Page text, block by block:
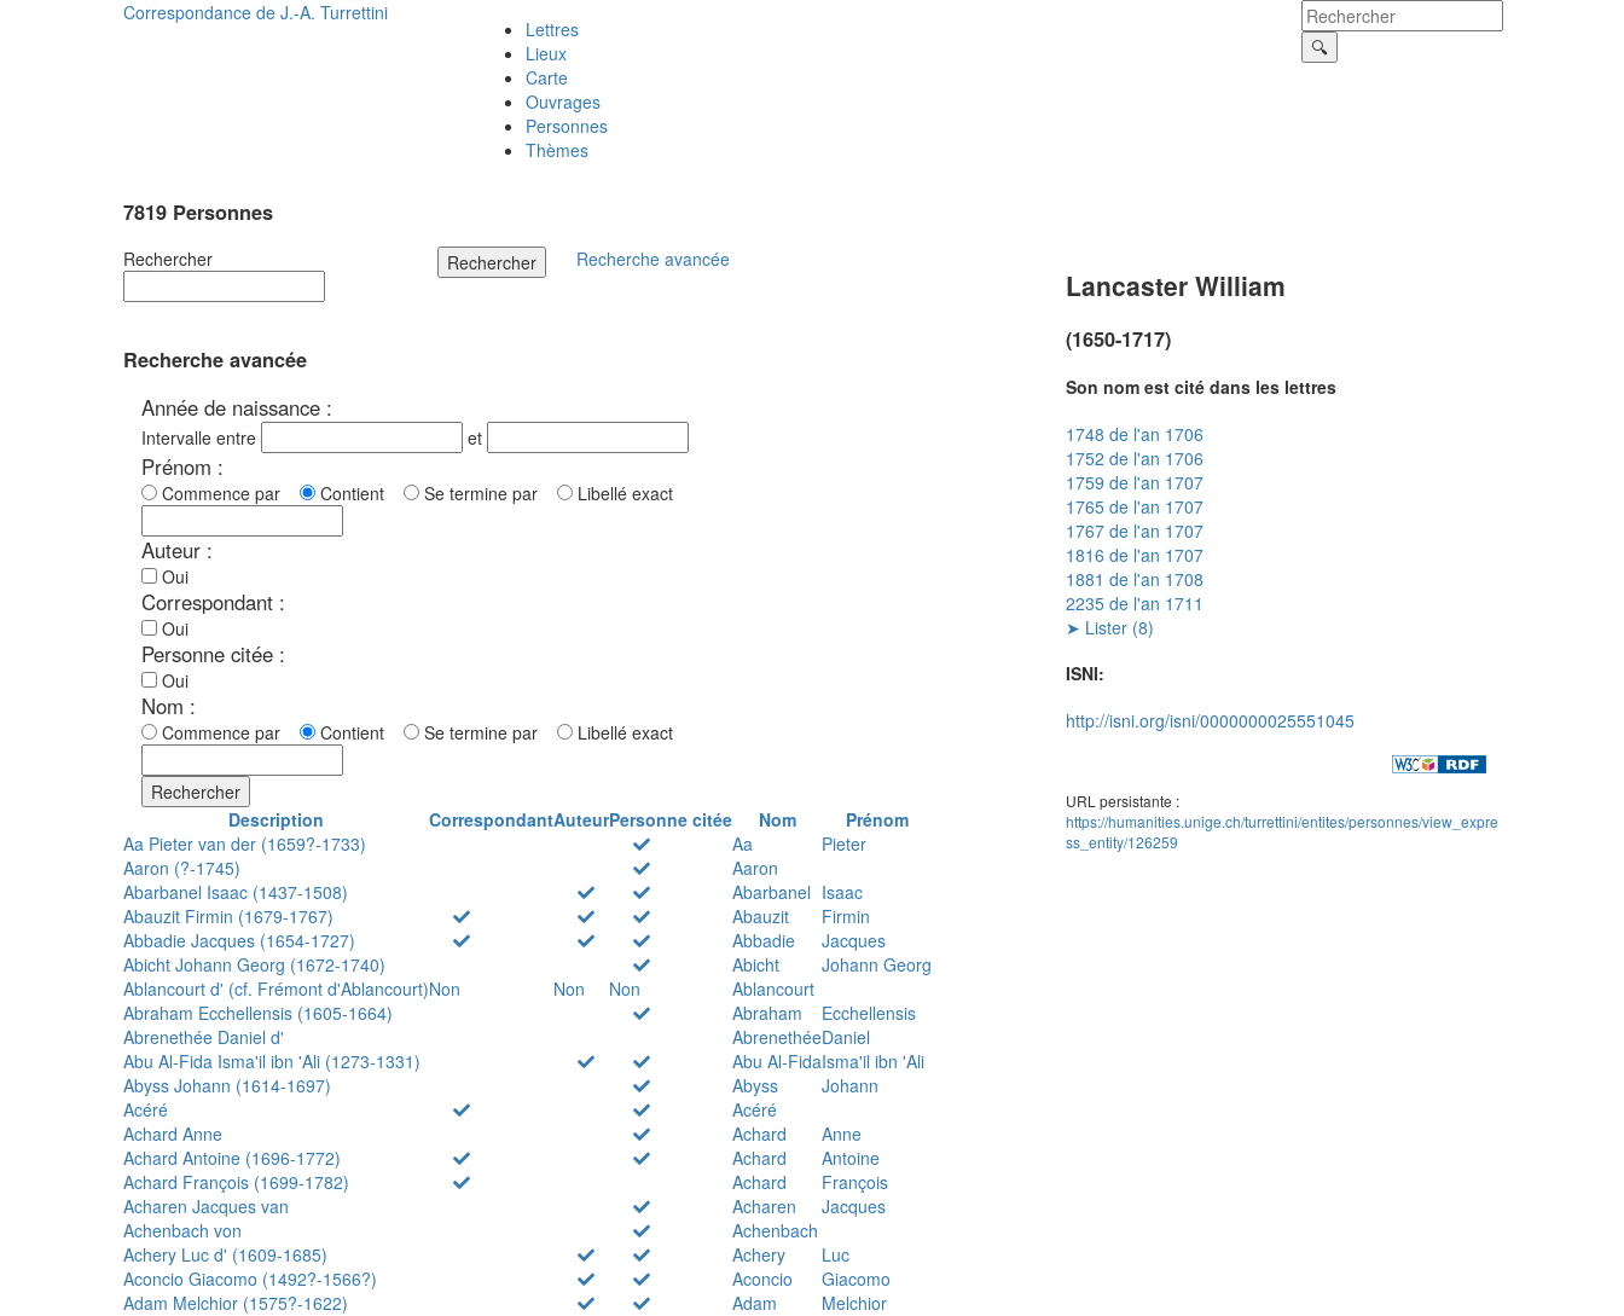
Correspondance de J.-A. Turrettini
Lettres
Lieux
Carte
Ouvrages
Personnes
Thèmes
7819 Personnes
Rechercher Rechercher Recherche avancée
Recherche avancée
Année de naissance :
Intervalle entre et
Prénom :
Commence par Contient Se termine par Libellé exact
Auteur :
Oui
Correspondant :
Oui
Personne citée :
Oui
Nom :
Commence par Contient Se termine par Libellé exact
Rechercher
Description
CorrespondantAuteurPersonne citée Nom
Prénom
Aa Pieter van der (1659?-1733)
Aa
Pieter
Aaron (?-1745)
Aaron
Abarbanel Isaac (1437-1508)
Abarbanel Isaac
Abauzit Firmin (1679-1767)
Abauzit
Firmin
Abbadie Jacques (1654-1727)
Abbadie
Jacques
Abicht Johann Georg (1672-1740)
Abicht
Johann Georg
Ablancourt d' (cf. Frémont d'Ablancourt)Non Non Non
Ablancourt
Abraham Ecchellensis (1605-1664)
Abraham
Ecchellensis
Abrenethée Daniel d'
AbrenethéeDaniel
Abu Al-Fida Isma'il ibn 'Ali (1273-1331)
Abu Al-FidaIsma'il ibn 'Ali
Abyss Johann (1614-1697)
Abyss
Johann
Acéré
Acéré
Achard Anne
Achard
Anne
Achard Antoine (1696-1772)
Achard
Antoine
Achard François (1699-1782)
Achard
François
Acharen Jacques van
Acharen
Jacques
Achenbach von
Achenbach
Achery Luc d' (1609-1685)
Achery
Luc
Aconcio Giacomo (1492?-1566?)
Aconcio
Giacomo
Adam Melchior (1575?-1622)
Adam
Melchior
Lancaster William
(1650-1717)
Son nom est cité dans les lettres
1748 de l'an 1706
1752 de l'an 1706
1759 de l'an 1707
1765 de l'an 1707
1767 de l'an 1707
1816 de l'an 1707
1881 de l'an 1708
2235 de l'an 1711
➤ Lister (8)
ISNI:
http://isni.org/isni/0000000025551045
URL persistante :
https://humanities.unige.ch/turrettini/entites/personnes/view_expre
ss_entity/126259